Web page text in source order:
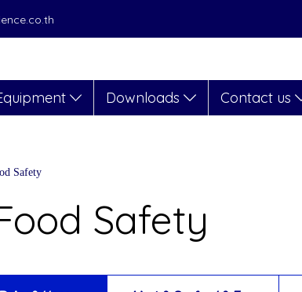
Downloads Contact us
Safety
Safety